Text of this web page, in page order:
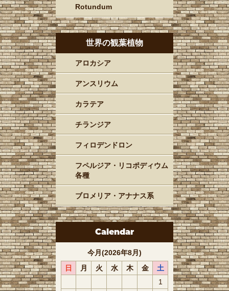
Rotundum
世界の観葉植物
アロカシア
アンスリウム
カラテア
チランジア
フィロデンドロン
フペルジア・リコポディウム
各種
ブロメリア・アナナス系
Calendar
今月(2026年8月)
日
月 火 水 木 金
土
1